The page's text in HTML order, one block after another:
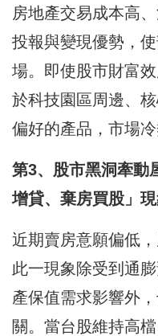
房地產交易成本高
投報與變現優勢，
場。即使股市財富
於科技園區周邊、
偏好的產品，市場
第3、股市黑洞牽動
增貸、棄房買股」
近期賣房意願偏低
此一現象除受到通
產保值需求影響外
關。當台股維持高